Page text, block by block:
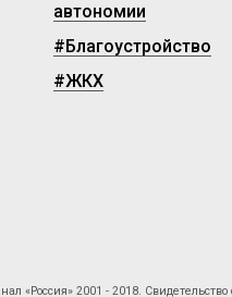
автономии
#Благоустройство
#ЖКХ
«Россия» 2001 - 2018.